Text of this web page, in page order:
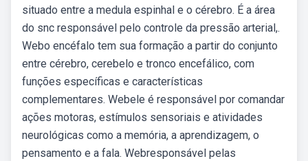
situado entre a medula espinhal e o cérebro. É a área
do snc responsável pelo controle da pressão arterial,.
Webo encéfalo tem sua formação a partir do conjunto
entre cérebro, cerebelo e tronco encefálico, com
funções específicas e características
complementares. Webele é responsável por comandar
ações motoras, estímulos sensoriais e atividades
neurológicas como a memória, a aprendizagem, o
pensamento e a fala. Webresponsável pelas